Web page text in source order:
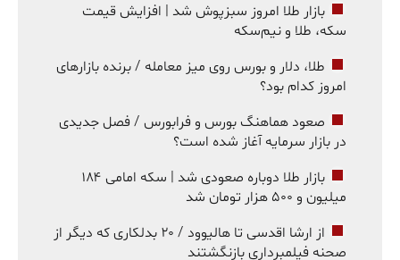
بازار طلا امروز سبزپوش شد | افزایش قیمت
سکه، طلا و نیم‌سکه
طلا، دلار و بورس روی میز معامله / برنده بازارهای
امروز کدام بود؟
صعود هماهنگ بورس و فرابورس / فصل جدیدی
در بازار سرمایه آغاز شده است؟
بازار طلا دوباره صعودی شد | سکه امامی ۱۸۴
میلیون و ۵۰۰ هزار تومان شد
از ارشا اقدسی تا هالیوود / ۲۰ بدلکاری که دیگر از
صحنه فیلمبرداری بازنگشتند